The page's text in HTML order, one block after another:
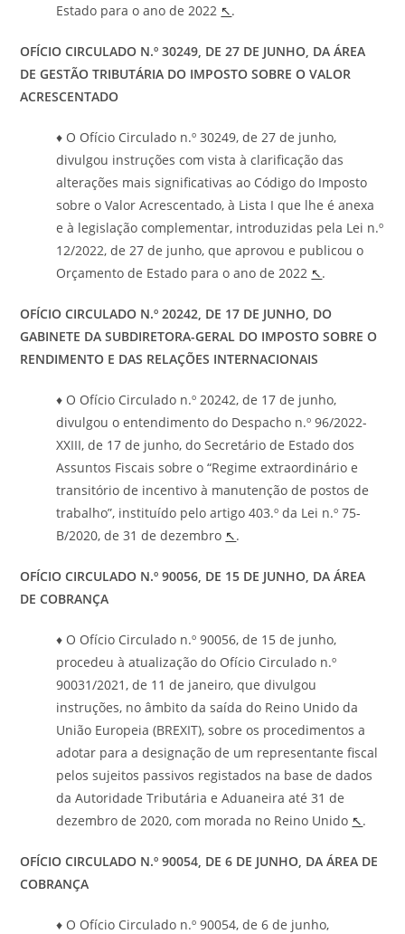
Estado para o ano de 2022 ↖.
OFÍCIO CIRCULADO N.º30249 , DE 27 DE JUNHO, DA ÁREA
DE GESTÃO TRIBUTÁRIA DO IMPOSTO SOBRE O VALOR
ACRESCENTADO
♦ O Ofício Circulado n.º 30249, de 27 de junho,
divulgou instruções com vista à clarificação das
alterações mais significativas ao Código do Imposto
sobre o Valor Acrescentado, à Lista I que lhe é anexa
e à legislação complementar, introduzidas pela Lei n.º
12/2022, de 27 de junho, que aprovou e publicou o
Orçamento de Estado para o ano de 2022 ↖.
OFÍCIO CIRCULADO N.º20242 , DE 17 DE JUNHO, DO
GABINETE DA SUBDIRETORA-GERAL DO IMPOSTO SOBRE O
RENDIMENTO E DAS RELAÇÕES INTERNACIONAIS
♦ O Ofício Circulado n.º 20242, de 17 de junho,
divulgou o entendimento do Despacho n.º 96/2022-
XXIII, de 17 de junho, do Secretário de Estado dos
Assuntos Fiscais sobre o “Regime extraordinário e
transitório de incentivo à manutenção de postos de
trabalho”, instituído pelo artigo 403.º da Lei n.º 75-
B/2020, de 31 de dezembro ↖.
OFÍCIO CIRCULADO N.º90056 , DE 15 DE JUNHO, DA ÁREA
DE COBRANÇA
♦ O Ofício Circulado n.º 90056, de 15 de junho,
procedeu à atualização do Ofício Circulado n.º
90031/2021, de 11 de janeiro, que divulgou
instruções, no âmbito da saída do Reino Unido da
União Europeia (BREXIT), sobre os procedimentos a
adotar para a designação de um representante fiscal
pelos sujeitos passivos registados na base de dados
da Autoridade Tributária e Aduaneira até 31 de
dezembro de 2020, com morada no Reino Unido ↖.
OFÍCIO CIRCULADO N.º90054 , DE 6 DE JUNHO, DA ÁREA DE
COBRANÇA
♦ O Ofício Circulado n.º 90054, de 6 de junho,